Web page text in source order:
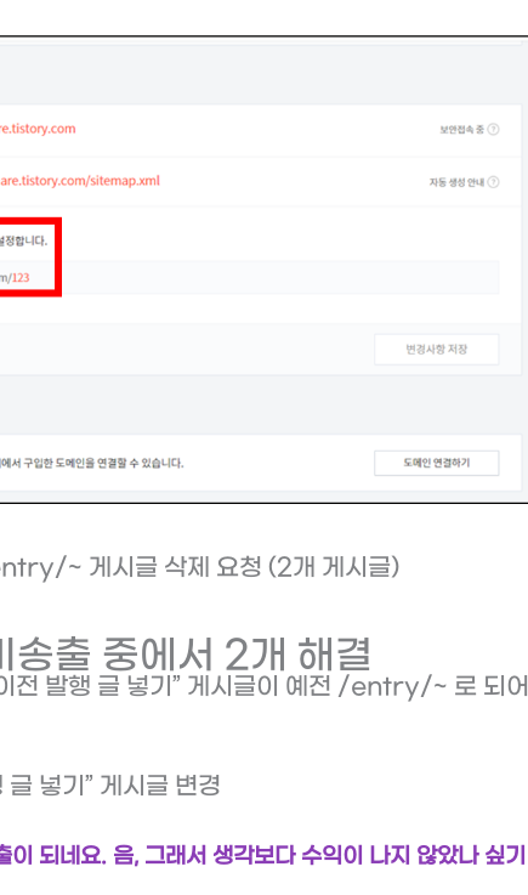
~ 게시글 삭제 요청 (2개 게시글)
출 중에서 2개 해결
전 발행 글 넣기” 게시글이 예전 /entry/~ 로 되어
넣기” 게시글 변경
되네요. 음, 그래서 생각보다 수익이 나지 않았나 싶기